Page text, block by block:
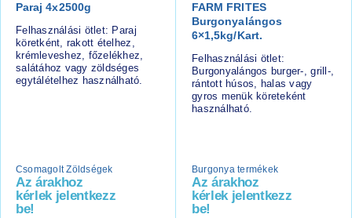
Paraj 4x2500g
Felhasználási ötlet: Paraj
köretként, rakott ételhez,
krémleveshez, főzelékhez,
salátához vagy zöldséges
egytálételhez használható.
Csomagolt Zöldségek
Az árakhoz
kérlek jelentkezz
be!
FARM FRITES
Burgonyalángos
6×1,5kg/kart.
Felhasználási ötlet:
Burgonyalángos burger-, grill-,
rántott húsos, halas vagy
gyros menük köreteként
használható.
Burgonya termékek
Az árakhoz
kérlek jelentkezz
be!